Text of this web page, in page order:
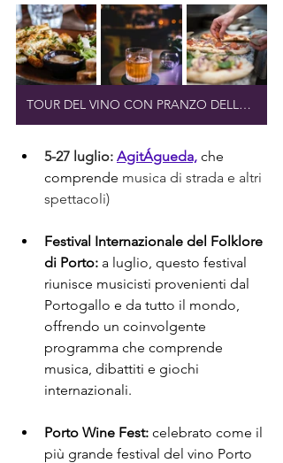
TOUR DEL VINO CON PRANZO DELLO CHEF
5-27 luglio: AgitÁgueda, che
comprende musica di strada e altri
spettacoli)
Festival Internazionale del Folklore
di Porto: a luglio, questo festival
riunisce musicisti provenienti dal
Portogallo e da tutto il mondo,
offrendo un coinvolgente
programma che comprende
musica, dibattiti e giochi
internazionali.
Porto Wine Fest: celebrato come il
più grande festival del vino Porto